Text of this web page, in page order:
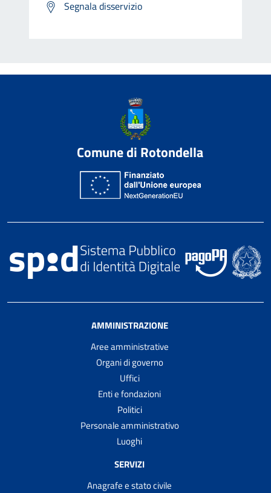
Segnala disservizio
Comune di Rotondella
AMMINISTRAZIONE
Aree amministrative
Organi di governo
Uffici
Enti e fondazioni
Politici
Personale amministrativo
Luoghi
SERVIZI
Anagrafe e stato civile